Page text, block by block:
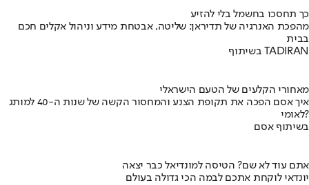
כך תחסכו בחשמל בלי להזיע
מהפכת האנרגיה של תדיראן: שליטה, אבטחת מידע וניהול אקלים חכם
בבית
בשיתוף TADIRAN
מאחורי הקלעים של הטעם הישראלי
איך אסם הפכה את תקופת הצנע והמחסור הקשה של שנות ה-40 למותג
לאומי?
בשיתוף אסם
אתם עוד לא שם? הטיסה למונדיאל כבר יצאה
יונדאי לוקחת אתכם לבמה הכי גדולה בעולם